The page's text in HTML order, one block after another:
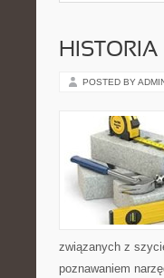
POSTED BY
związanych z
poznawaniem